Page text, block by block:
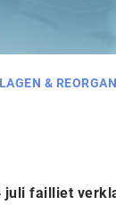
&
juli failliet